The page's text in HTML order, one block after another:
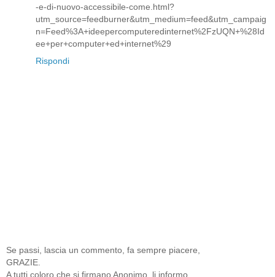
-e-di-nuovo-accessibile-come.html?
utm_source=feedburner&utm_medium=feed&utm_campaig
n=Feed%3A+ideepercomputeredinternet%2FzUQN+%28Id
ee+per+computer+ed+internet%29
Rispondi
Se passi, lascia un commento, fa sempre piacere,
GRAZIE.
A tutti coloro che si firmano Anonimo, li informo